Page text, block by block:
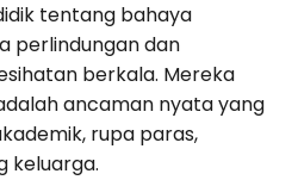
tentang bahaya
perlindungan dan
berkala. Mereka
ancaman nyata yang
rupa paras,
keluarga.